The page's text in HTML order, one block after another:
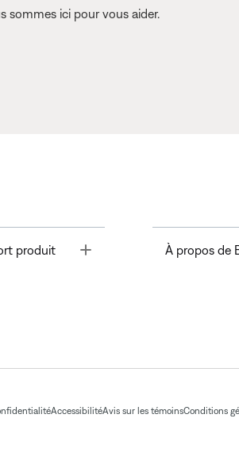
sommes ici pour vous aider.
produit À propos de
AccessibilitéAvis sur les témoinsConditions